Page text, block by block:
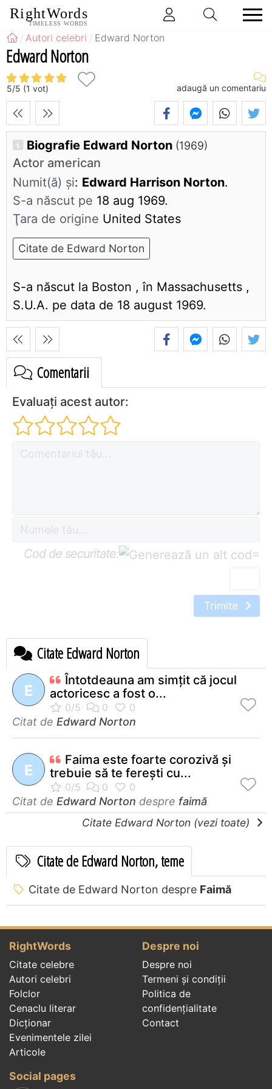
RightWords
TIMELESS WORDS
Autori celebri Edward Norton
Edward Norton
5/5 (1 vot) adaugă un comentariu
Biografie Edward Norton (1969)
Actor american
Numit(ă) și: Edward Harrison Norton.
S-a născut pe 18 aug 1969.
Ţara de origine United States
Citate de Edward Norton
S-a născut la Boston , în Massachusetts ,
S.U.A. pe data de 18 august 1969.
Comentarii
Evaluați acest autor:
Cod de securitate: =
Trimite
Citate Edward Norton
E
Întotdeauna am simţit că jocul
actoricesc a fost o...
Citat de Edward Norton
E
Faima este foarte corozivă şi
trebuie să te fereşti cu...
Citat de Edward Norton despre faimă
Citate Edward Norton (vezi toate)
Citate de Edward Norton, teme
Citate de Edward Norton despre Faimă
RightWords
Citate celebre
Autori celebri
Folclor
Cenaclu literar
Dicționar
Evenimentele zilei
Articole
Despre noi
Despre noi
Termeni și condiții
Politica de
confidenţialitate
Contact
Social pages